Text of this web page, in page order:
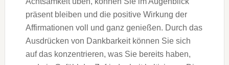
präsent bleiben und die positive Wirkung der
Affirmationen voll und ganz genießen. Durch das
Ausdrücken von Dankbarkeit können Sie sich
auf das konzentrieren, was Sie bereits haben,